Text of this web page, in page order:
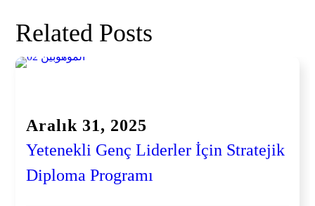
Related Posts
Aralık 31, 2025
Yetenekli Genç Liderler İçin Stratejik
Diploma Programı